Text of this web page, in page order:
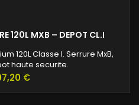
120L MXB – DEPOT CL.I
120L Classe I. Serrure MxB,
haute securite.
€